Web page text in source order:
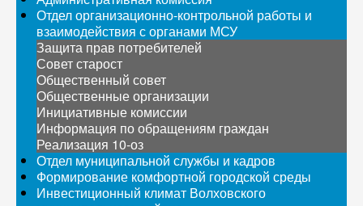
Отдел организационно-контрольной работы и
взаимодействия с органами МСУ
Защита прав потребителей
Совет старост
Общественный совет
Общественные организации
Инициативные комиссии
Информация по обращениям граждан
Реализация 10-оз
Отдел муниципальной службы и кадров
Формирование комфортной городской среды
Инвестиционный климат Волховского